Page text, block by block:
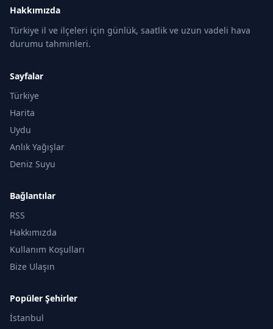
Hakkımızda
Türkiye il ve ilçeleri için günlük, saatlik ve uzun vadeli hava
durumu tahminleri.
Sayfalar
Türkiye
Harita
Uydu
Anlık Yağışlar
Deniz Suyu
Bağlantılar
RSS
Hakkımızda
Kullanım Koşulları
Bize Ulaşın
Popüler Şehirler
İstanbul